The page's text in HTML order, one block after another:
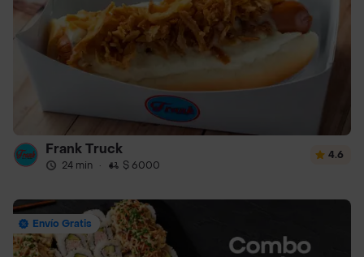
Frank Truck
24 min · $ 6000
4.6
Envío Gratis